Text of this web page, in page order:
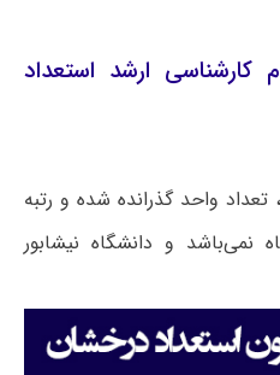
ارشد استعداد
واحد گذرانده شده و رتبه
نمی‌باشد و دانشگاه نیشابور